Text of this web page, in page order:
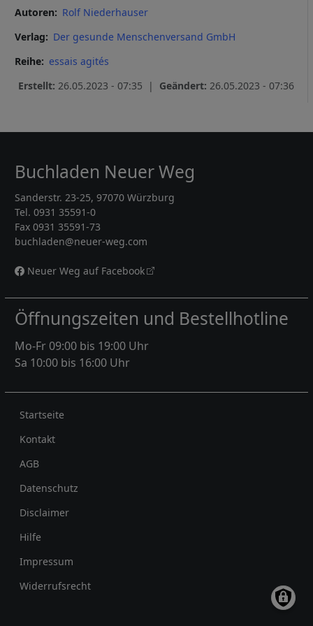
Autoren
Rolf Niederhauser
Verlag
Der gesunde Menschenversand GmbH
Reihe
essais agités
Erstellt: 26.05.2023 - 07:35 | Geändert: 26.05.2023 - 07:36
Buchladen Neuer Weg
Sanderstr. 23-25, 97070 Würzburg
Tel. 0931 35591-0
Fax 0931 35591-73
buchladen@neuer-weg.com
Neuer Weg auf Facebook
Öffnungszeiten und Bestellhotline
Mo-Fr 09:00 bis 19:00 Uhr
Sa 10:00 bis 16:00 Uhr
Rechtliches
Startseite
Kontakt
AGB
Datenschutz
Disclaimer
Hilfe
Impressum
Widerrufsrecht